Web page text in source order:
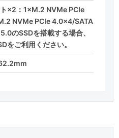
×2：1×M.2 NVMe PCIe
NVMe PCIe 4.0x4/SATA
のSSDを搭載する場合、
をご利用ください。